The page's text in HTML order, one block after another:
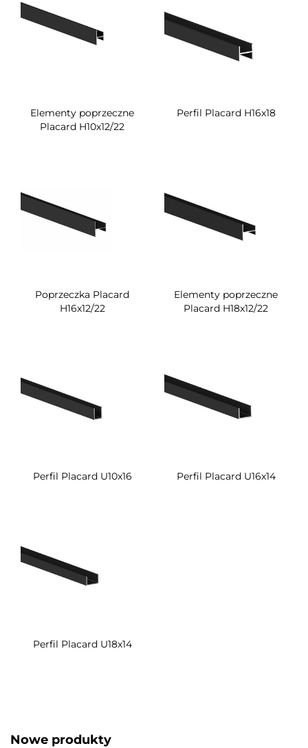
Elementy poprzeczne
Placard H10x12/22
Perfil Placard H16x18
Poprzeczka Placard
H16x12/22
Elementy poprzeczne
Placard H18x12/22
Perfil Placard U10x16 Perfil Placard U16x14
Perfil Placard U18x14
Nowe produkty